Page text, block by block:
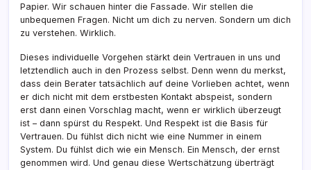
Papier. Wir schauen hinter die Fassade. Wir stellen die
unbequemen Fragen. Nicht um dich zu nerven. Sondern um dich
zu verstehen. Wirklich.
Dieses individuelle Vorgehen stärkt dein Vertrauen in uns und
letztendlich auch in den Prozess selbst. Denn wenn du merkst,
dass dein Berater tatsächlich auf deine Vorlieben achtet, wenn
er dich nicht mit dem erstbesten Kontakt abspeist, sondern
erst dann einen Vorschlag macht, wenn er wirklich überzeugt
ist – dann spürst du Respekt. Und Respekt ist die Basis für
Vertrauen. Du fühlst dich nicht wie eine Nummer in einem
System. Du fühlst dich wie ein Mensch. Ein Mensch, der ernst
genommen wird. Und genau diese Wertschätzung überträgt